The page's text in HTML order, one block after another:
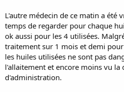
L'autre médecin de ce matin a été
temps de regarder pour chaque
ok aussi pour les 4 utilisées.
traitement sur 1 mois et demi
les huiles utilisées ne sont pas
l'allaitement et encore moins vu la
d'administration.